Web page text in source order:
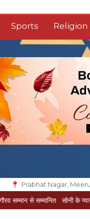
Sports Religion
Prabhat Nagar,
सोनी के प्यार में दीवानी